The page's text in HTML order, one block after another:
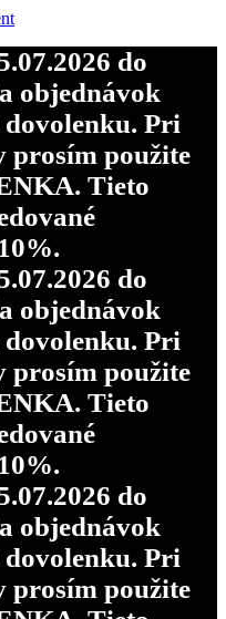
do
objednávok
dovolenku. Pri
prosím použite
Tieto
do
objednávok
dovolenku. Pri
prosím použite
Tieto
do
objednávok
dovolenku. Pri
prosím použite